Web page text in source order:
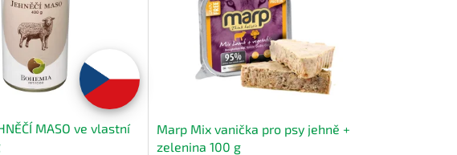
MASO ve vlastní
Marp Mix vanička pro psy jehně +
zelenina 100 g